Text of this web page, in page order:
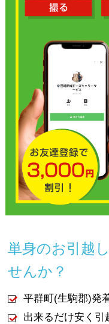
単身のお引越
せんか？
平群町(生駒郡)発
出来るだけ安く引